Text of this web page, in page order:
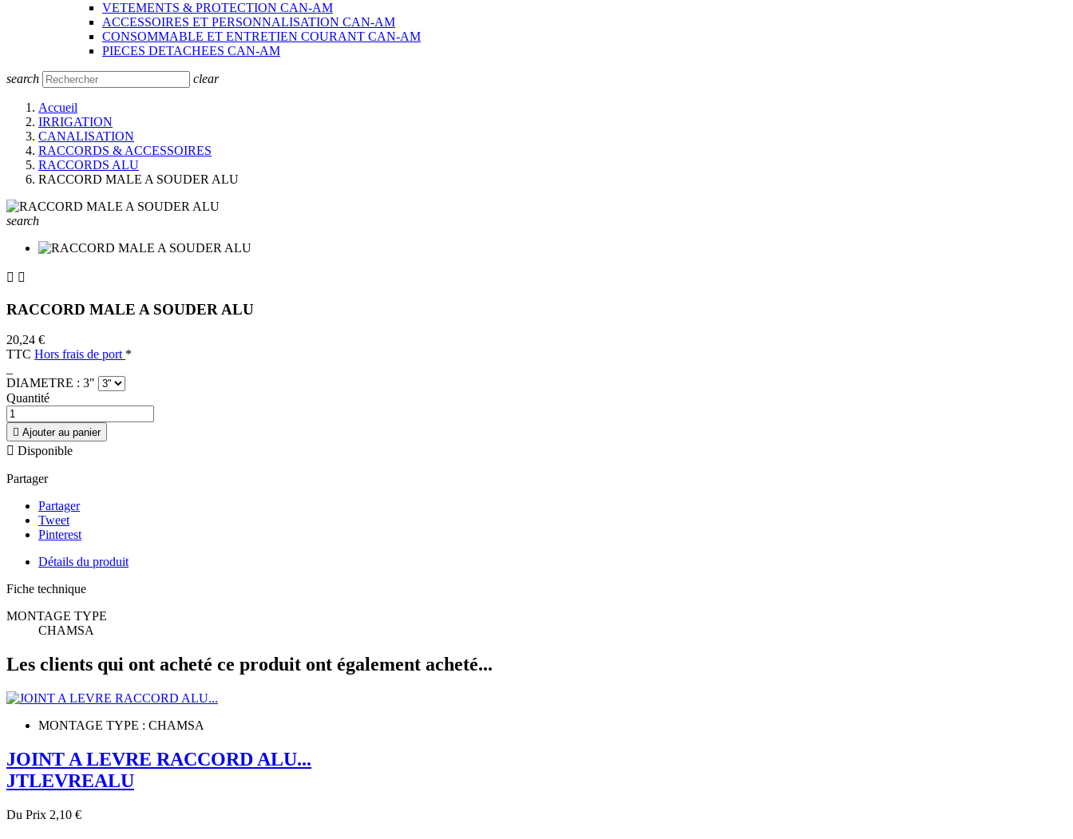
VETEMENTS & PROTECTION CAN-AM
ACCESSOIRES ET PERSONNALISATION CAN-AM
CONSOMMABLE ET ENTRETIEN COURANT CAN-AM
PIECES DETACHEES CAN-AM
search clear
Accueil
IRRIGATION
CANALISATION
RACCORDS & ACCESSOIRES
RACCORDS ALU
RACCORD MALE A SOUDER ALU
search
 
RACCORD MALE A SOUDER ALU
20,24 €
TTC Hors frais de port *
DIAMETRE : 3"
Quantité
 Ajouter au panier
 Disponible
Partager
Partager
Tweet
Pinterest
Détails du produit
Fiche technique
MONTAGE TYPE
CHAMSA
Les clients qui ont acheté ce produit ont également acheté...
MONTAGE TYPE : CHAMSA
JOINT A LEVRE RACCORD ALU...
JTLEVREALU
Du Prix 2,10 €